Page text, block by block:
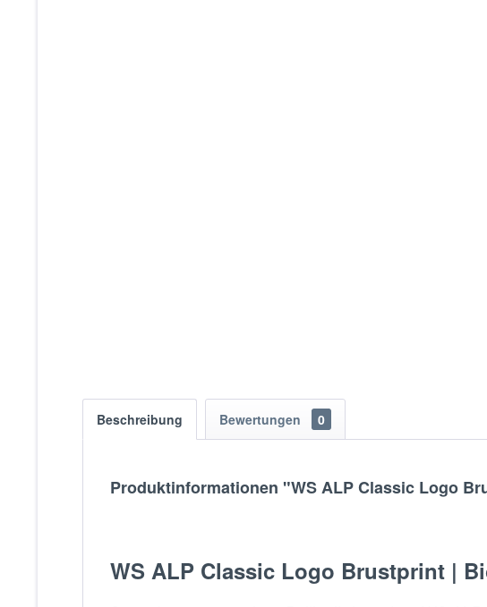
Beschreibung Bewertungen 0
Produktinformationen "WS ALP Classic Logo
WS ALP Classic Logo Brustprint |